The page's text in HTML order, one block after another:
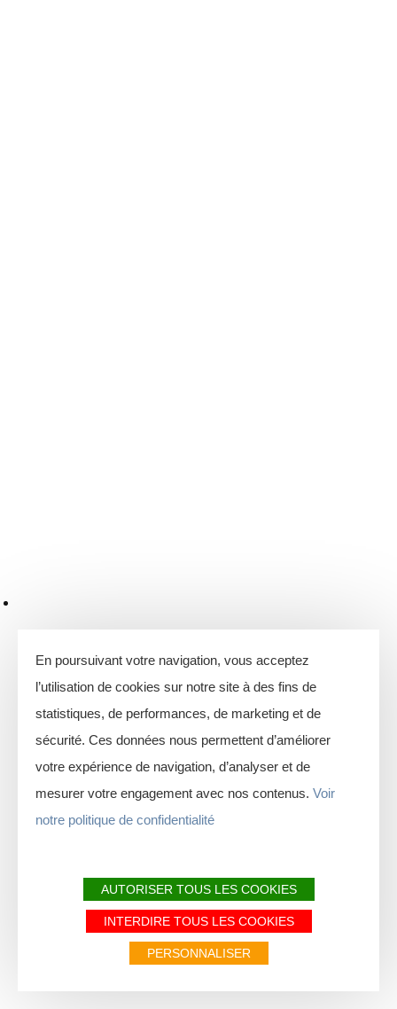
En poursuivant votre navigation, vous acceptez
l’utilisation de cookies sur notre site à des fins de
statistiques, de performances, de marketing et de
sécurité. Ces données nous permettent d’améliorer
votre expérience de navigation, d’analyser et de
mesurer votre engagement avec nos contenus. Voir
notre politique de confidentialité
AUTORISER TOUS LES COOKIES
INTERDIRE TOUS LES COOKIES
PERSONNALISER